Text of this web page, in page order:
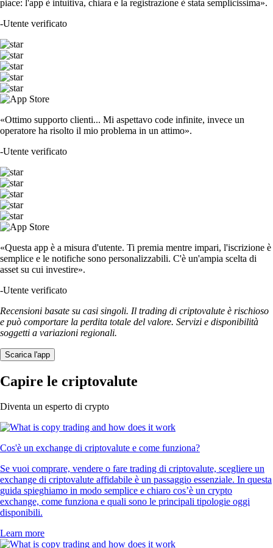
piace: l'app è intuitiva, chiara e la registrazione è stata semplicissima».
-Utente verificato
«Ottimo supporto clienti... Mi aspettavo code infinite, invece un
operatore ha risolto il mio problema in un attimo».
-Utente verificato
«Questa app è a misura d'utente. Ti premia mentre impari, l'iscrizione è
semplice e le notifiche sono personalizzabili. C'è un'ampia scelta di
asset su cui investire».
-Utente verificato
Recensioni basate su casi singoli. Il trading di criptovalute è rischioso
e può comportare la perdita totale del valore. Servizi e disponibilità
soggetti a variazioni regionali.
Scarica l'app
Capire le criptovalute
Diventa un esperto di crypto
Cos'è un exchange di criptovalute e come funziona?
Se vuoi comprare, vendere o fare trading di criptovalute, scegliere un
exchange di criptovalute affidabile è un passaggio essenziale. In questa
guida spieghiamo in modo semplice e chiaro cos’è un crypto
exchange, come funziona e quali sono le principali tipologie oggi
disponibili.
Learn more